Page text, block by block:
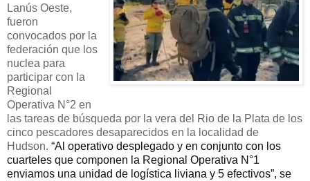
Lanús Oeste,
fueron
convocados por la
federación que los
nuclea para
participar con la
Regional
Operativa N°2 en
las tareas de búsqueda por la vera del Rio de la Plata de los
cinco pescadores desaparecidos en la localidad de
Hudson. “Al operativo desplegado y en conjunto con los
cuarteles que componen la Regional Operativa N°1
enviamos una unidad de logística liviana y 5 efectivos”, se